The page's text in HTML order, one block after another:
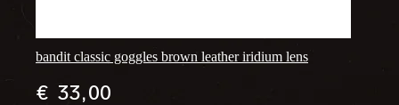
bandit classic goggles brown leather iridium lens
€33,00